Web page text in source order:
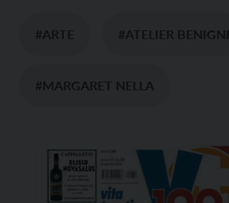
#ARTE #ATELIER BENIGNI
#MARGARET NELLA